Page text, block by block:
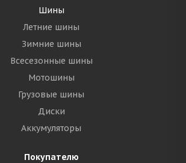
Шины
Летние шины
Зимние шины
Всесезонные шины
Мотошины
Грузовые шины
Диски
Аккумуляторы
Покупателю